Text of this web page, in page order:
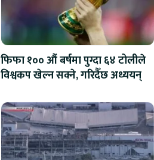
फिफा १०० औं बर्षमा पुग्दा ६४ टोलीले
विश्वकप खेल्न सक्ने, गरिदैँछ अध्ययन्